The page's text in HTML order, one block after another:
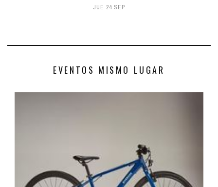
JUE 24 SEP
EVENTOS MISMO LUGAR